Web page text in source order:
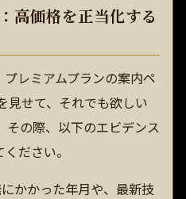
高価格を正当化する
プレミアムプランの案内ペ
見せて、それでも欲しい
その際、以下のエビデンス
ださい。
かかった年月や、最新技